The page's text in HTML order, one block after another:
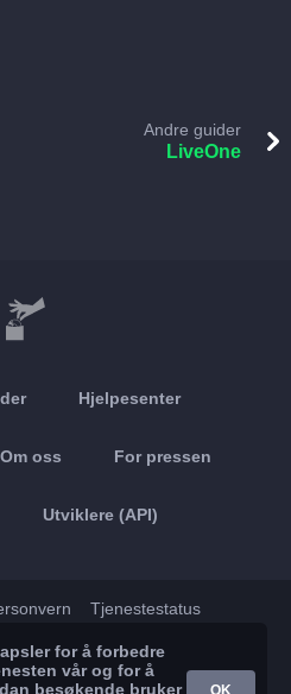
Andre guider
LiveOne
Hjelpesenter
Om oss For pressen
Utviklere (API)
Tjenestestatus
Google Play
for å forbedre
vår og for å
besøkende bruker
OK